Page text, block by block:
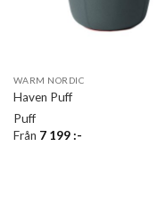
WARM NORDIC
Haven Puff
Puff
Från 7 199:-